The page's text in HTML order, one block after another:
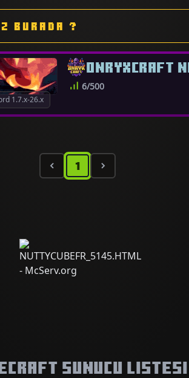
BURADA ?
1.7.x-26.x
ONRYXCRAFT
6/500
1
Sunucu Listesi